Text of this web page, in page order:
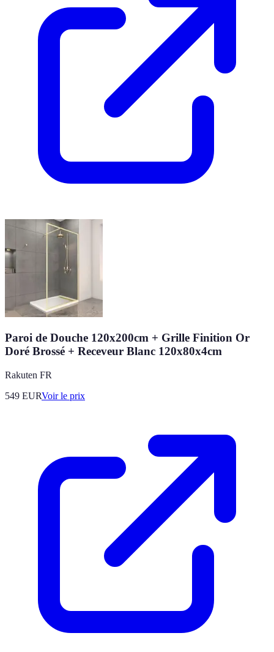
Paroi de Douche 120x200cm + Grille Finition Or
Doré Brossé + Receveur Blanc 120x80x4cm
Rakuten FR
549 EURVoir le prix